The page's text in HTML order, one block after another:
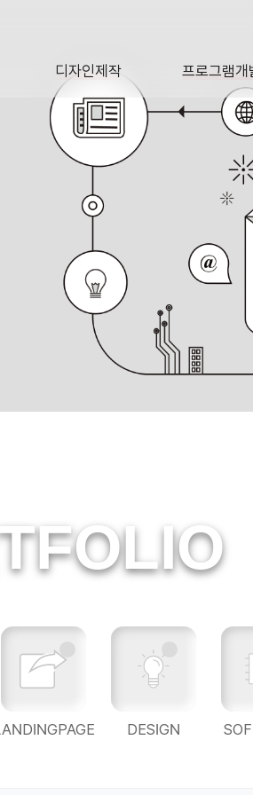
디자인제작
DESIGN
프로그램개
DESIGN